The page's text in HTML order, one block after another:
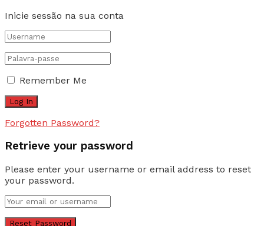
Inicie sessão na sua conta
Remember Me
Forgotten Password?
Retrieve your password
Please enter your username or email address to reset
your password.